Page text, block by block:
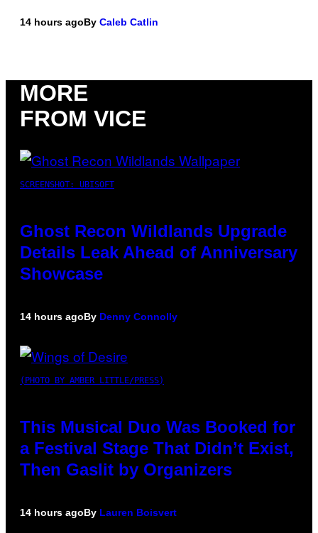
14 hours agoBy Caleb Catlin
MORE
FROM VICE
SCREENSHOT: UBISOFT
Ghost Recon Wildlands Upgrade
Details Leak Ahead of Anniversary
Showcase
14 hours agoBy Denny Connolly
(PHOTO BY AMBER LITTLE/PRESS)
This Musical Duo Was Booked for
a Festival Stage That Didn’t Exist,
Then Gaslit by Organizers
14 hours agoBy Lauren Boisvert